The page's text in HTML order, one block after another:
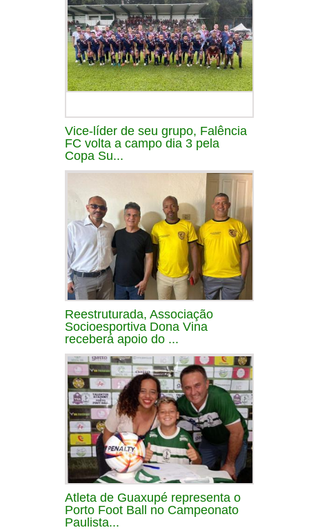
Vice-líder de seu grupo, Falência
FC volta a campo dia 3 pela
Copa Su...
Reestruturada, Associação
Socioesportiva Dona Vina
receberá apoio do ...
Atleta de Guaxupé representa o
Porto Foot Ball no Campeonato
Paulista...